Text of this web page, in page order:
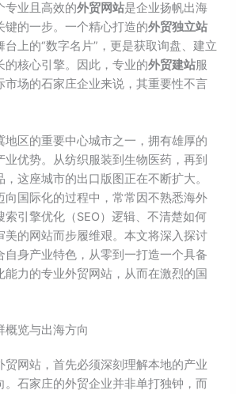
专业且高效的外贸网站是企业扬帆出海
键的一步。一个精心打造的外贸独立站
上的“数字名片”，更是获取询盘、建立
的核心引擎。因此，专业的外贸建站服
市场的石家庄企业来说，其重要性不言
地区的重要中心城市之一，拥有雄厚的
优势。从纺织服装到生物医药，再到
这座城市的出口版图正在不断扩大。
向国际化的过程中，常常因不熟悉海外
索引擎优化（SEO）逻辑、不清楚如何
美的网站而步履维艰。本文将深入探讨
自身产业特色，从零到一打造一个具备
能力的专业外贸网站，从而在激烈的国
概览与出海方向
贸网站，首先必须深刻理解本地的产业
。石家庄的外贸企业并非单打独钟，而